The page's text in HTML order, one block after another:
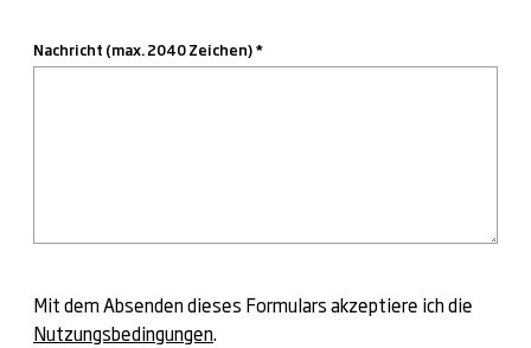
Nachricht (max. 2040 Zeichen)
Mit dem Absenden dieses Formulars akzeptiere ich die
Nutzungsbedingungen.